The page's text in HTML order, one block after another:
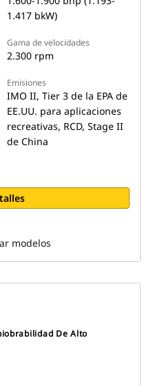
1.417 bkW)
Gama de velocidades
2.300 rpm
Emisiones
IMO II, Tier 3 de la EPA de
EE.UU. para aplicaciones
recreativas, RCD, Stage II
de China
modelos
De Alto